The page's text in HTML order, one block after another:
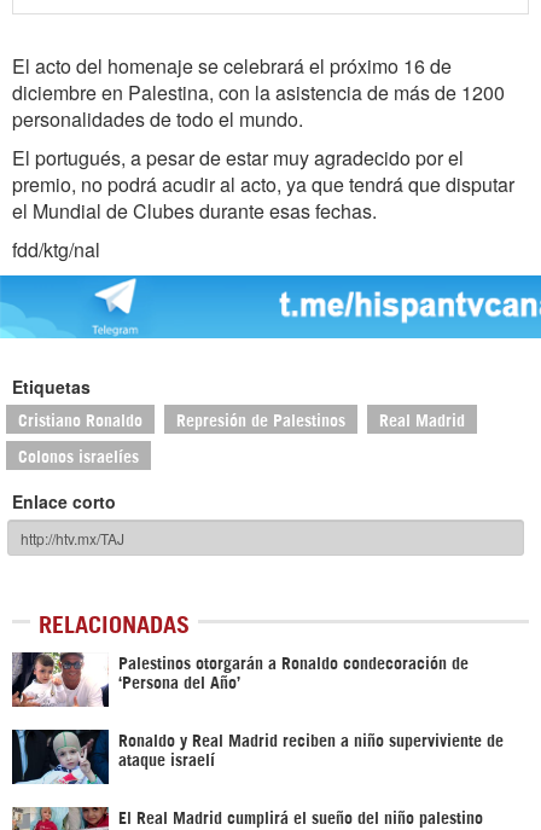
El acto del homenaje se celebrará el próximo 16 de
diciembre en Palestina, con la asistencia de más de 1200
personalidades de todo el mundo.
El portugués, a pesar de estar muy agradecido por el
premio, no podrá acudir al acto, ya que tendrá que disputar
el Mundial de Clubes durante esas fechas.
fdd/ktg/nal
Etiquetas
Cristiano Ronaldo Represión de Palestinos Real Madrid
Colonos israelíes
Enlace corto
RELACIONADAS
Palestinos otorgarán a Ronaldo condecoración de
‘Persona del Año’
Ronaldo y Real Madrid reciben a niño superviviente de
ataque israelí
El Real Madrid cumplirá el sueño del niño palestino